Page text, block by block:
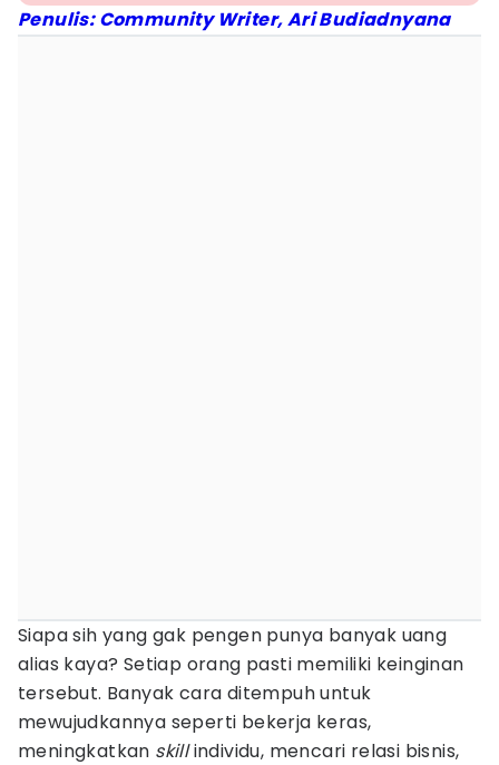
Penulis: Community Writer, Ari Budiadnyana
Siapa sih yang gak pengen punya banyak uang
alias kaya? Setiap orang pasti memiliki keinginan
tersebut. Banyak cara ditempuh untuk
mewujudkannya seperti bekerja keras,
meningkatkan skillindividu, mencari relasi bisnis,